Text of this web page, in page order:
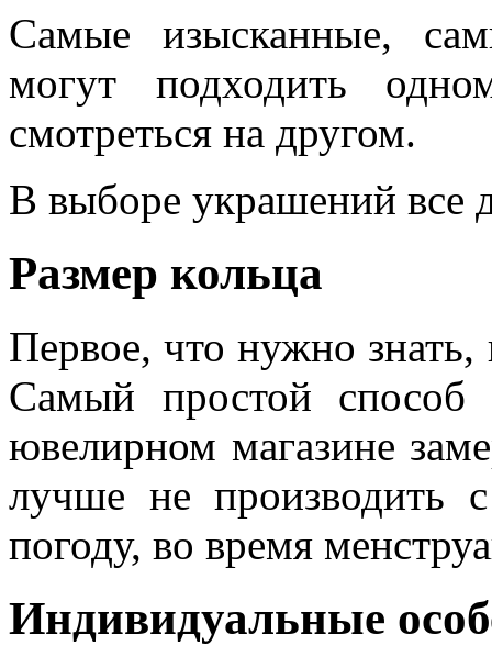
Самые изысканные,
могут подходить
смотреться на другом.
В выборе украшений все
Размер кольца
Первое, что нужно знать,
Самый простой способ
ювелирном магазине
лучше не производить
погоду, во время
Индивидуальные